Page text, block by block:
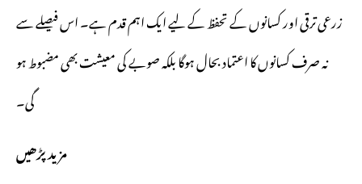
زرعی ترقی اور کسانوں کے تحفظ کے لیے ایک اہم قدم ہے۔ اس فیصلے سے
نہ صرف کسانوں کا اعتماد بحال ہوگا بلکہ صوبے کی معیشت بھی مضبوط ہو
گی۔
مزید پڑھیں